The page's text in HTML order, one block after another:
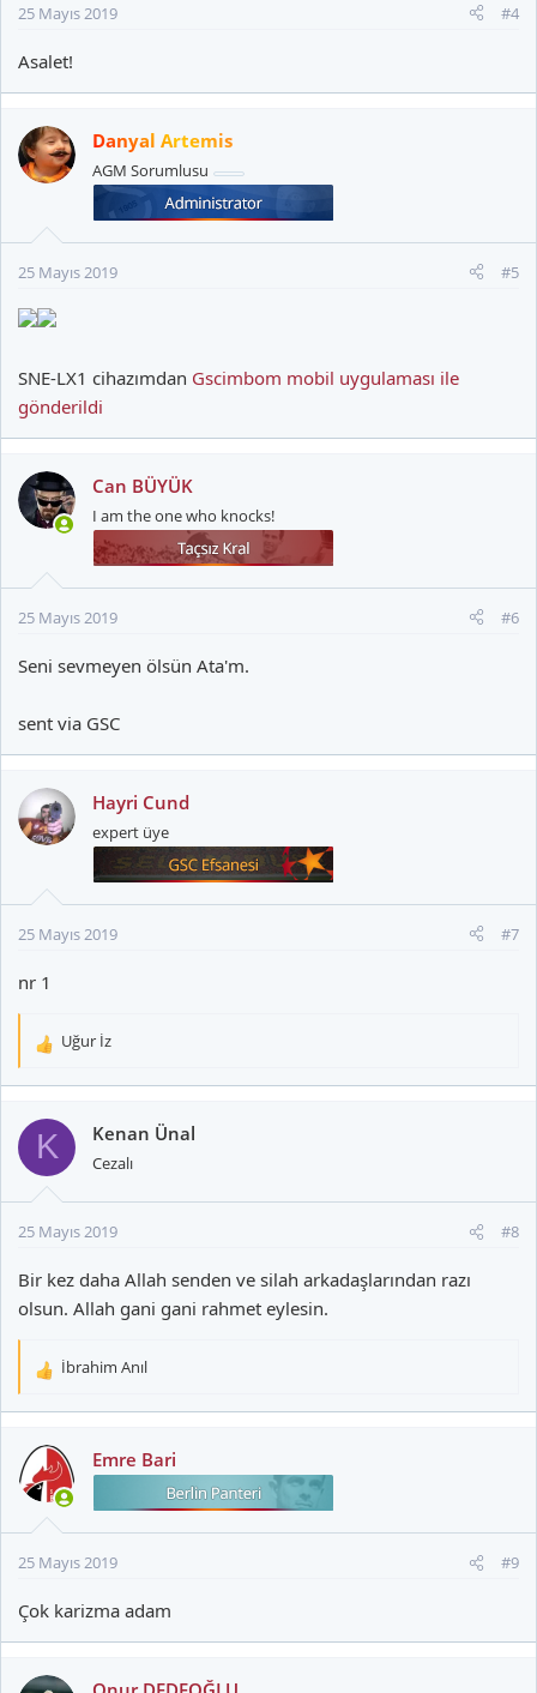
:
25 Mayıs 2019 #4
Asalet!
Danyal Artemis
AGM Sorumlusu
25 Mayıs 2019 #5
SNE-LX1 cihazımdan Gscimbom mobil uygulaması ile
gönderildi
Can BÜYÜK
I am the one who knocks!
25 Mayıs 2019 #6
Seni sevmeyen ölsün Ata'm.
sent via GSC
Hayri Cund
expert üye
25 Mayıs 2019 #7
nr 1
T
k
l
:
Uğur İz
K Kenan Ünal
Cezalı
25 Mayıs 2019 #8
Bir kez daha Allah senden ve silah arkadaşlarından razı
olsun. Allah gani gani rahmet eylesin.
T
k
i
l
:
İbrahim Anıl
Emre Bari
25 Mayıs 2019 #9
Çok karizma adam